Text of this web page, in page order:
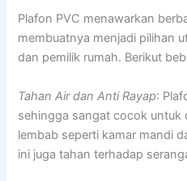
Plafon PVC menawarkan
membuatnya menjadi pilihan
dan pemilik rumah. Berikut
Tahan Air dan Anti Rayap:
sehingga sangat cocok untuk
lembab seperti kamar mandi
ini juga tahan terhadap